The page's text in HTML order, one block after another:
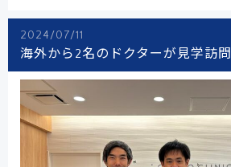
2024/07/11
海外から2名のドクターが見学訪問